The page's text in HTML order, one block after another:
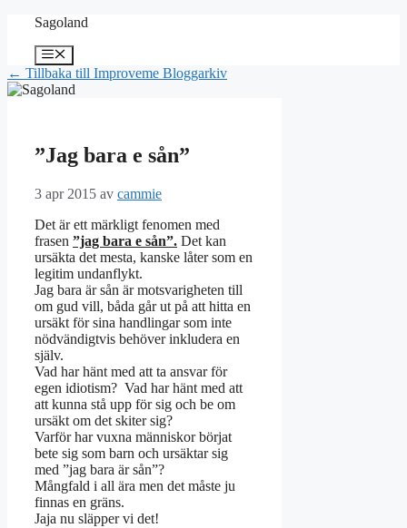
Hoppa
innehåll
Sagoland
Meny
← Tillbaka till Improveme Bloggarkiv
”Jag bara e sån”
3 apr 2015 av cammie
Det är ett märkligt fenomen med
frasen ”jag bara e sån”. Det kan
ursäkta det mesta, kanske låter som en
legitim undanflykt.
Jag bara är sån är motsvarigheten till
om gud vill, båda går ut på att hitta en
ursäkt för sina handlingar som inte
nödvändigtvis behöver inkludera en
själv.
Vad har hänt med att ta ansvar för
egen idiotism? Vad har hänt med att
att kunna stå upp för sig och be om
ursäkt om det skiter sig?
Varför har vuxna människor börjat
bete sig som barn och ursäktar sig
med ”jag bara är sån”?
Mångfald i all ära men det måste ju
finnas en gräns.
Jaja nu släpper vi det!